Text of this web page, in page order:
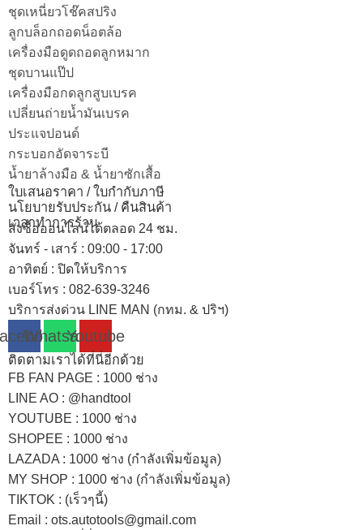
ชุดเหนี่ยวโช๊คสปริง
ลูกบล็อกถอดน็อตล้อ
เครื่องมือดูดถอดลูกหมาก
ชุดบานแป๊ป
เครื่องมือกดลูกสูบเบรค
เปลี่ยนถ่ายน้ำมันเบรค
ประแจปอนด์
กระบอกอัดจาระบี
น้ำยาล้างมือ & น้ำยาซักเสื้อ
ใบเสนอราคา / ใบกำกับภาษี
นโยบายรับประกัน / คืนสินค้า
เวลาทำการร้าน
สั่งซื้อออนไลน์ได้ตลอด 24 ชม.
จันทร์ - เสาร์ : 09:00 - 17:00
อาทิตย์ : ปิดให้บริการ
เบอร์โทร : 082-639-3246
บริการส่งด่วน LINE MAN (กทม. & ปริฯ)
WhatsappYoutube
ติดตามเราได้ที่นี่อีกด้วย
FB FAN PAGE : 1000 ช่าง
LINE AO : @handtool
YOUTUBE : 1000 ช่าง
SHOPEE : 1000 ช่าง
LAZADA : 1000 ช่าง (กำลังเพิ่มข้อมูล)
MY SHOP : 1000 ช่าง (กำลังเพิ่มข้อมูล)
TIKTOK : (เร็วๆนี้)
Email : ots.autotools@gmail.com